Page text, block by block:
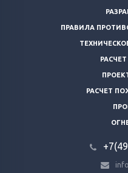
ПРАВИЛА
РАСЧЕТ